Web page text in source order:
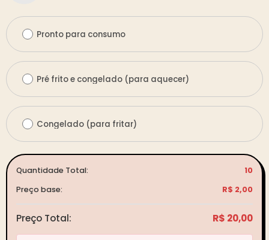
Pronto para consumo
Pré frito e congelado (para aquecer)
Congelado (para fritar)
Quantidade Total:
10
Preço base:
R$ 2,00
Preço Total: R$ 20,00